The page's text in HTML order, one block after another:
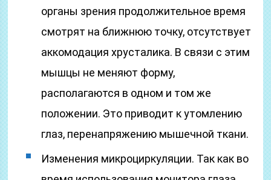
органы зрения продолжительное время
смотрят на ближнюю точку, отсутствует
аккомодация хрусталика. В связи с этим
мышцы не меняют форму,
располагаются в одном и том же
положении. Это приводит к утомлению
глаз, перенапряжению мышечной ткани.
Изменения микроциркуляции. Так как во